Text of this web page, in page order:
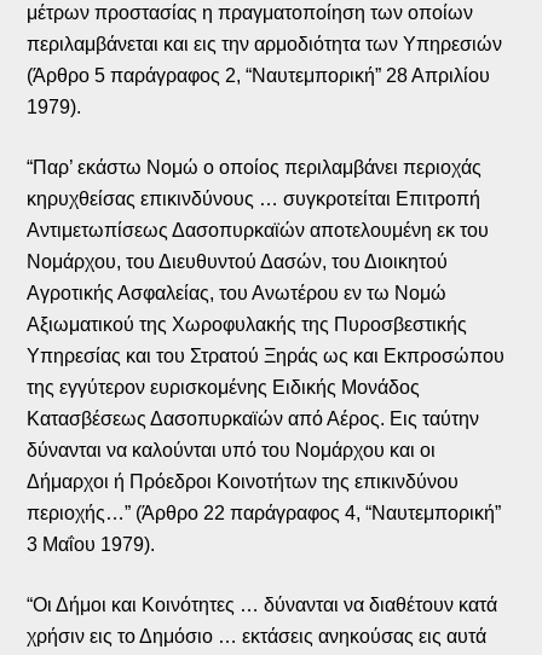
μέτρων προστασίας η πραγματοποίηση των οποίων
περιλαμβάνεται και εις την αρμοδιότητα των Υπηρεσιών
(Άρθρο 5 παράγραφος 2, “Ναυτεμπορική” 28 Απριλίου
1979).
“Παρ’ εκάστω Νομώ ο οποίος περιλαμβάνει περιοχάς
κηρυχθείσας επικινδύνους … συγκροτείται Επιτροπή
Αντιμετωπίσεως Δασοπυρκαϊών αποτελουμένη εκ του
Νομάρχου, του Διευθυντού Δασών, του Διοικητού
Αγροτικής Ασφαλείας, του Ανωτέρου εν τω Νομώ
Αξιωματικού της Χωροφυλακής της Πυροσβεστικής
Υπηρεσίας και του Στρατού Ξηράς ως και Εκπροσώπου
της εγγύτερον ευρισκομένης Ειδικής Μονάδος
Κατασβέσεως Δασοπυρκαϊών από Αέρος. Εις ταύτην
δύνανται να καλούνται υπό του Νομάρχου και οι
Δήμαρχοι ή Πρόεδροι Κοινοτήτων της επικινδύνου
περιοχής…” (Άρθρο 22 παράγραφος 4, “Ναυτεμπορική”
3 Μαΐου 1979).
“Οι Δήμοι και Κοινότητες … δύνανται να διαθέτουν κατά
χρήσιν εις το Δημόσιο … εκτάσεις ανηκούσας εις αυτά